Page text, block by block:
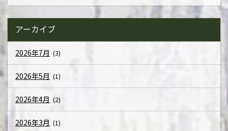
アーカイブ
2026年7月 (3)
2026年5月 (1)
2026年4月 (2)
2026年3月 (1)